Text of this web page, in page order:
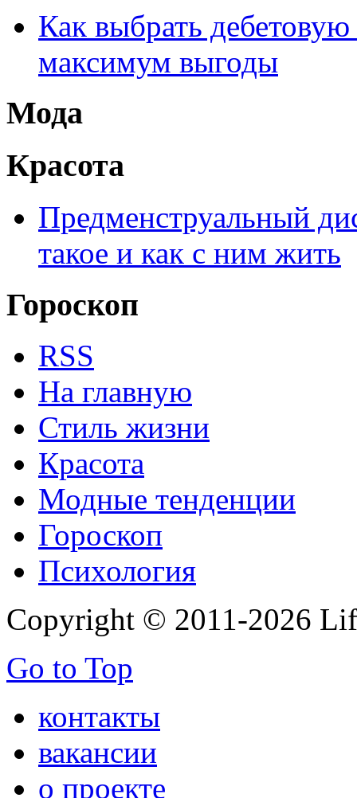
Как выбрать дебетовую
максимум выгоды
Мода
Красота
Предменструальный
такое и как с ним жить
Гороскоп
RSS
На главную
Стиль жизни
Красота
Модные тенденции
Гороскоп
Психология
Copyright © 2011-2026
Go to Top
контакты
вакансии
о проекте